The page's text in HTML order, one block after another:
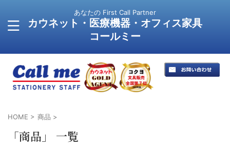
あなたの First Call Partner
カウネット・医療機器・オフィス家具
コールミー
HOME > 商品 >
「商品」 一覧